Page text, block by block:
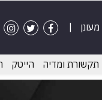
תקשורת ומדיה הייטק